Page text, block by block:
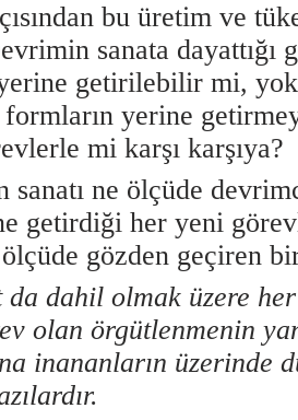
bu üretim ve
sanata dayattığı
getirilebilir mi,
yerine
mi karşı karşıya?
ne ölçüde
getirdiği her yeni
ölçüde gözden geçiren
da dahil olmak üzere
olan örgütlenmenin
inananların üzerinde